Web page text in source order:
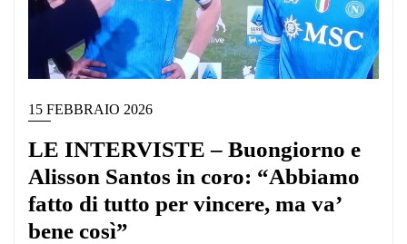
15 FEBBRAIO 2026
LE INTERVISTE – Buongiorno e
Alisson Santos in coro: “Abbiamo
fatto di tutto per vincere, ma va’
bene così”